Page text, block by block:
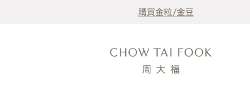
購買金粒/金豆